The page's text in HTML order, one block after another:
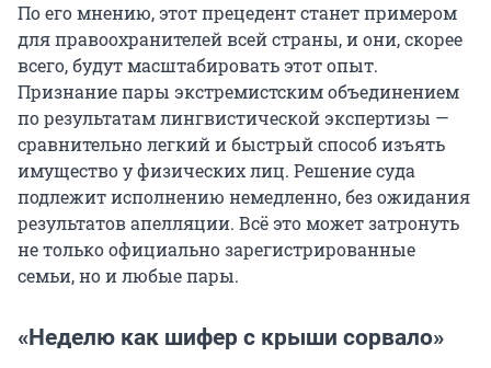
По его мнению, этот прецедент станет примером
для правоохранителей всей страны, и они, скорее
всего, будут масштабировать этот опыт.
Признание пары экстремистским объединением
по результатам лингвистической экспертизы —
сравнительно легкий и быстрый способ изъять
имущество у физических лиц. Решение суда
подлежит исполнению немедленно, без ожидания
результатов апелляции. Всё это может затронуть
не только официально зарегистрированные
семьи, но и любые пары.
«Неделю как шифер с крыши сорвало»